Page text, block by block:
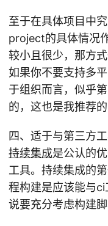
至于在具体项目中
project的具体情况
较小且很少，那方式
如果你不要支持多
于组织而言，似乎
的，这也是我推荐的
四、适于与第三方
持续集成是公认的
工具。持续集成的
程构建是应该能与
说要充分考虑构建